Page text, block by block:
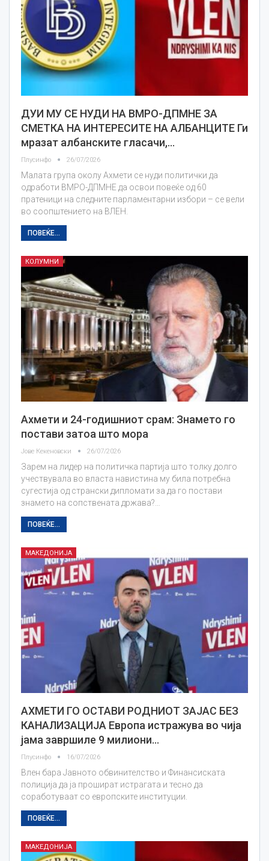
ДУИ МУ СЕ НУДИ НА ВМРО-ДПМНЕ ЗА
СМЕТКА НА ИНТЕРЕСИТЕ НА АЛБАНЦИТЕ Ги
мразат албанските гласачи,…
Плусинфо 26/07/2026
Малата група околу Ахмети се нуди политички да
одработи ВМРО-ДПМНЕ да освои повеќе од 60
пратеници на следните парламентарни избори – се вели
во соопштението на ВЛЕН.
ПОВЕЌЕ...
КОЛУМНИ
Ахмети и 24-годишниот срам: Знамето го
постави затоа што мора
Јове Кекеновски 26/07/2026
Зарем на лидер на политичка партија што толку долго
учествувала во власта навистина му била потребна
сугестија од странски дипломати за да го постави
знамето на сопствената држава?…
ПОВЕЌЕ...
МАКЕДОНИЈА
АХМЕТИ ГО ОСТАВИ РОДНИОТ ЗАЈАС БЕЗ
КАНАЛИЗАЦИЈА Европа истражува во чија
јама завршиле 9 милиони…
Плусинфо 16/07/2026
Влен бара Јавното обвинителство и Финансиската
полиција да ја прошират истрагата и тесно да
соработуваат со европските институции.
ПОВЕЌЕ...
МАКЕДОНИЈА